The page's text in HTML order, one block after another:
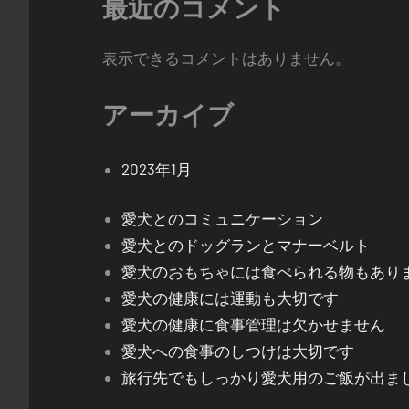
最近のコメント
表示できるコメントはありません。
アーカイブ
2023年1月
愛犬とのコミュニケーション
愛犬とのドッグランとマナーベルト
愛犬のおもちゃには食べられる物もあり
愛犬の健康には運動も大切です
愛犬の健康に食事管理は欠かせません
愛犬への食事のしつけは大切です
旅行先でもしっかり愛犬用のご飯が出ま